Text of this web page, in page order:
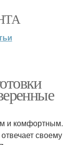
и комфортным.
своему